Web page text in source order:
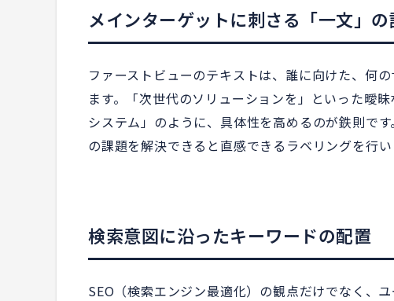
メインターゲットに刺さる「一文」の
ファーストビューのテキストは、誰に向けた、何
ます。「次世代のソリューションを」といった曖
システム」のように、具体性を高めるのが鉄則で
の課題を解決できると直感できるラベリングを行い
検索意図に沿ったキーワードの配置
SEO（検索エンジン最適化）の観点だけでなく、